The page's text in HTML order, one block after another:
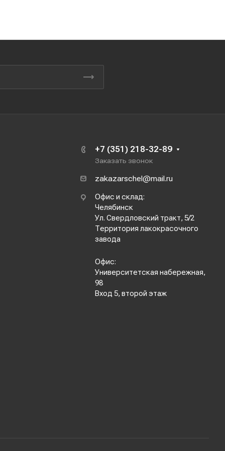
+7 (351) 218-32-89
Заказать звонок
zakazarschel@mail.ru
Офис и склад:
Челябинск
Ул. Свердловский тракт, 5/2
Территория лакокрасочного
завода
Офис:
Университетская набережная,
98
Вход 5, второй этаж